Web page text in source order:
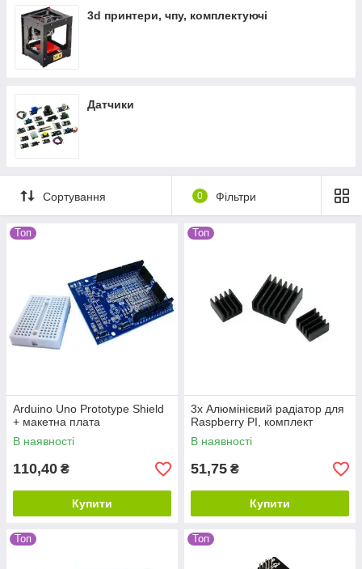
3d принтери, чпу, комплектуючі
Датчики
Сортування 0 Фільтри
Топ
Arduino Uno Prototype Shield
+ макетна плата
В наявності
110,40 ₴
Купити
Топ
3x Алюмінієвий радіатор для
Raspberry PI, комплект
В наявності
51,75 ₴
Купити
Топ Топ